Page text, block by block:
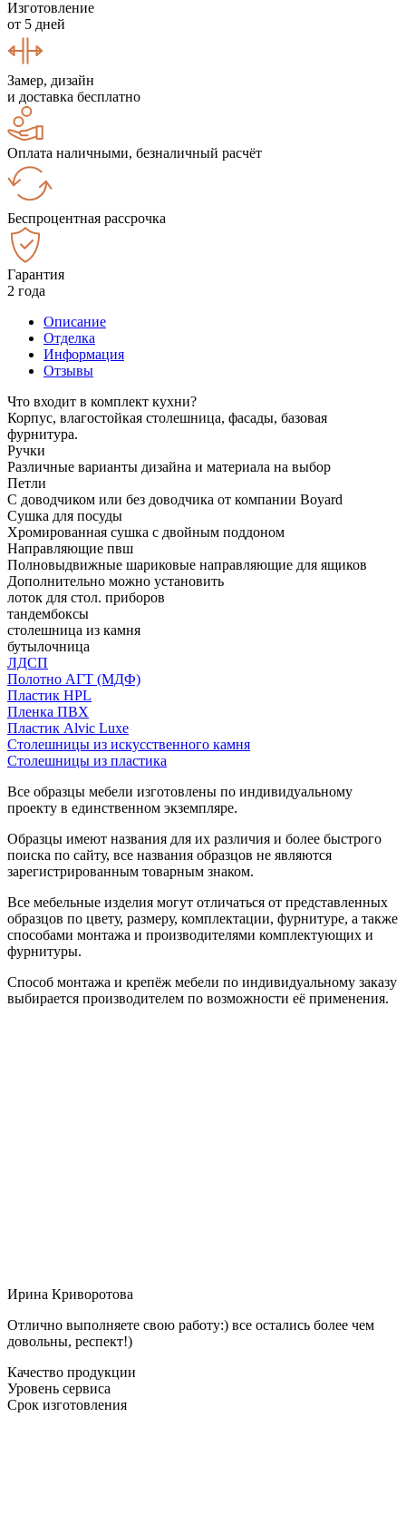
Изготовление
от 5 дней
Замер, дизайн
и доставка бесплатно
Оплата наличными, безналичный расчёт
Беспроцентная рассрочка
Гарантия
2 года
Описание
Отделка
Информация
Отзывы
Что входит в комплект кухни?
Корпус, влагостойкая столешница, фасады, базовая
фурнитура.
Ручки
Различные варианты дизайна и материала на выбор
Петли
С доводчиком или без доводчика от компании Boyard
Сушка для посуды
Хромированная сушка с двойным поддоном
Направляющие пвш
Полновыдвижные шариковые направляющие для ящиков
Дополнительно можно установить
лоток для стол. приборов
тандембоксы
столешница из камня
бутылочница
ЛДСП
Полотно АГТ (МДФ)
Пластик HPL
Пленка ПВХ
Пластик Alvic Luxe
Столешницы из искусственного камня
Столешницы из пластика
Все образцы мебели изготовлены по индивидуальному
проекту в единственном экземпляре.
Образцы имеют названия для их различия и более быстрого
поиска по сайту, все названия образцов не являются
зарегистрированным товарным знаком.
Все мебельные изделия могут отличаться от представленных
образцов по цвету, размеру, комплектации, фурнитуре, а также
способами монтажа и производителями комплектующих и
фурнитуры.
Способ монтажа и крепёж мебели по индивидуальному заказу
выбирается производителем по возможности её применения.
Ирина Криворотова
Отлично выполняете свою работу:) все остались более чем
довольны, респект!)
Качество продукции
Уровень сервиса
Срок изготовления